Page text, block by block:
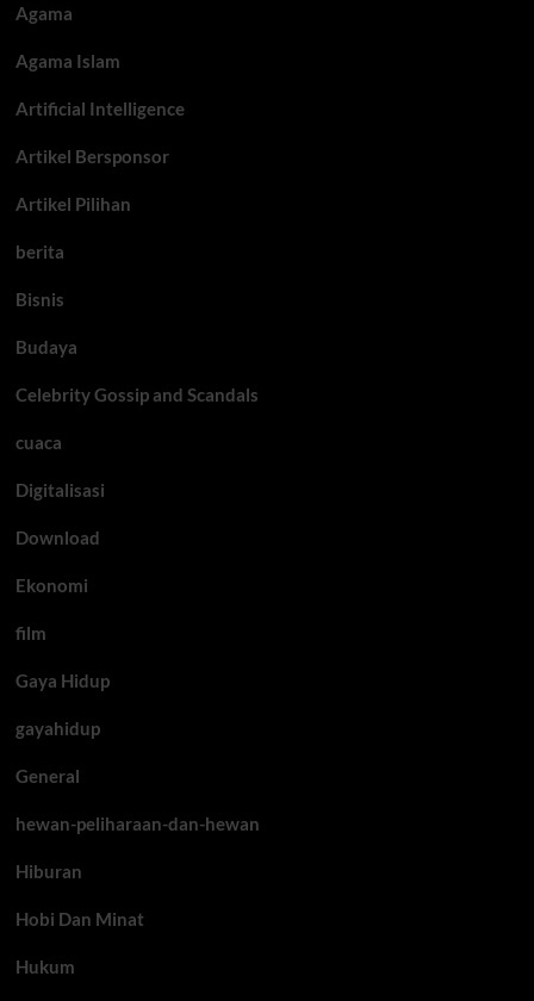
Agama
Agama Islam
Artificial Intelligence
Artikel Bersponsor
Artikel Pilihan
berita
Bisnis
Budaya
Celebrity Gossip and Scandals
cuaca
Digitalisasi
Download
Ekonomi
film
Gaya Hidup
gayahidup
General
hewan-peliharaan-dan-hewan
Hiburan
Hobi Dan Minat
Hukum